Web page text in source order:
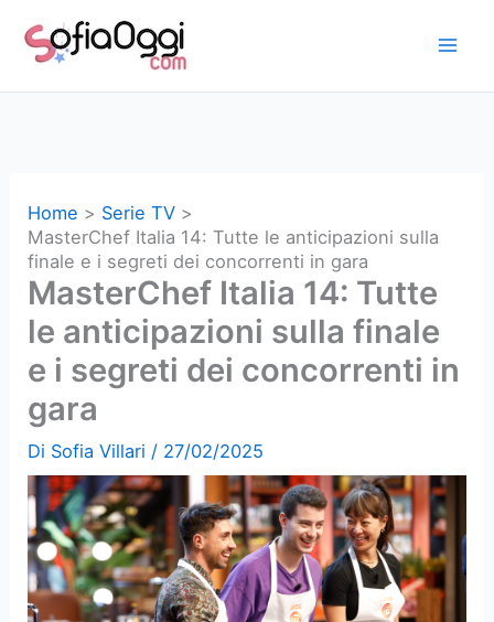
Home
Serie TV
MasterChef Italia 14: Tutte le anticipazioni sulla
finale e i segreti dei concorrenti in gara
MasterChef Italia 14: Tutte
le anticipazioni sulla finale
e i segreti dei concorrenti in
gara
Di Sofia Villari / 27/02/2025